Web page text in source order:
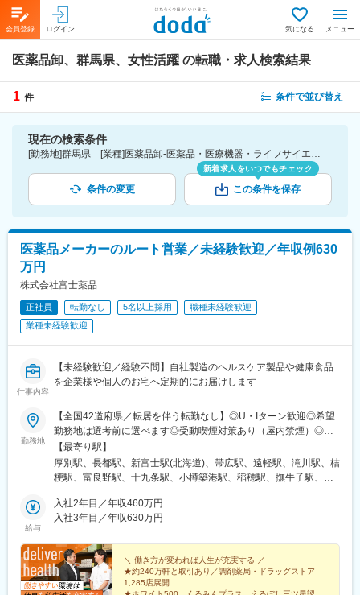
会員登録 ログイン 気になる メニュー
医薬品卸、群馬県、女性活躍 の転職・求人検索結果
1 件 条件で並び替え
現在の検索条件
[勤務地]群馬県 [業種]医薬品卸-医薬品・医療機器・ライフサイエンス・医療系サービス [詳細条件](会社・職場の環境)女性活躍
条件の変更
新着求人をいつでもチェック
この条件を保存
医薬品メーカーのルート営業／未経験歓迎／年収例630
万円
株式会社富士薬品
正社員 転勤なし 5名以上採用
職種未経験歓迎
業種未経験歓迎
仕事内容
【未経験歓迎／経験不問】自社製造のヘルスケア製品や健康食品
を企業様や個人のお宅へ定期的にお届けします
勤務地
【全国42道府県／転居を伴う転勤なし】◎U・Iターン歓迎◎希望
勤務地は選考前に選べます◎受動喫煙対策あり（屋内禁煙）◎オ
ンライン面接実施中■北海道・東北北海道／青森／岩手／秋田／山
形／福島■関東茨城／栃木／群馬／神奈川／埼玉／千葉■北陸・甲
信越新潟／富山／石川／福井／長野／山梨■東海静岡／愛知／三重
広島／島根／岡山／山口／徳島／愛媛／香川■九州・沖縄福岡／大
分／宮崎／鹿児島／熊本／長崎／沖縄＜オンライン面接実施中＞
岡県静岡県島田市道悦3-14-2三島営業所：静岡県田方郡函南町肥
田字南中道476中津川営業所：岐阜県中津川市中津川字大西667-1
田辺営業所：和歌山県田辺市三栖字三反田130-5京都北営業所：京
都府京都市北区上賀茂向縄手町16滑川営業所：富山県滑川市柳原
【最寄り駅】
厚別駅、長都駅、新富士駅(北海道)、帯広駅、遠軽駅、滝川駅、桔
梗駅、富良野駅、十九条駅、小樽築港駅、稲穂駅、撫牛子駅、羽
鹿島神宮駅、大宝駅、土浦駅、後台駅、黒磯駅、上今市駅、渋川
駅、太田駅(群馬県)、大森台駅、青堀駅、南与野駅、武蔵高萩駅、
駅、砺波駅、片原町駅(富山県)、速星駅、春江駅、水落駅、しんざ
駅、上越妙高駅、信州中野駅、附属中学前駅、切石駅、岩村田
駅、西上田駅、酒折駅、禾生駅、富士駅、古庄駅、半田駅、荒子
給与
入社2年目／年収460万円
入社3年目／年収630万円
＼ 働き方が変われば人生が充実する ／
★約240万軒と取引あり／調剤薬局・ドラッグストア
1,285店展開